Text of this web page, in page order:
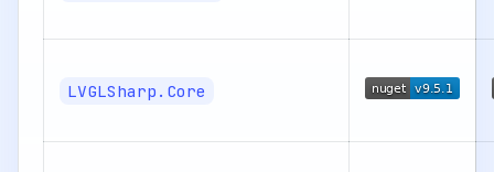
LVGLSharp.Core